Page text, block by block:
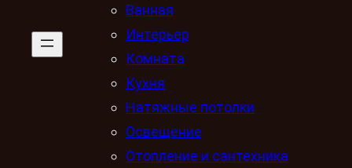
Ванная
Интерьер
Комната
Кухня
Натяжные потолки
Освещение
Отопление и сантехника